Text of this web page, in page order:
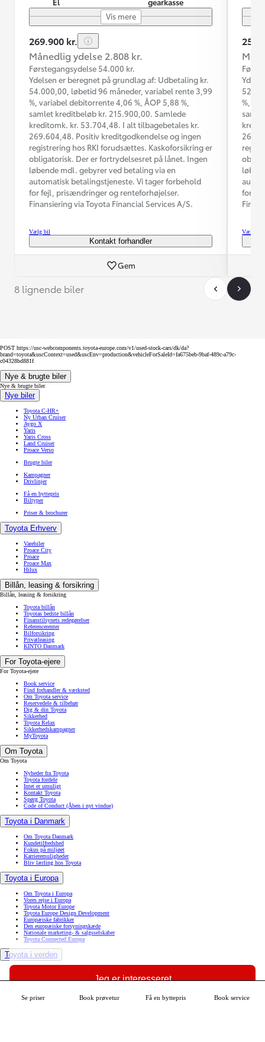
Se priser Book prøvetur Få en byttepris Book service
Vis mere
269.900 kr.
Månedlig ydelse 2.808 kr.
Førstegangsydelse 54.000 kr.
Ydelsen er beregnet på grundlag af: Udbetaling kr.
54.000,00, løbetid 96 måneder, variabel rente 3,99
%, variabel debitorrente 4,06 %, ÅOP 5,88 %,
samlet kreditbeløb kr. 215.900,00. Samlede
kreditomk. kr. 53.704,48. I alt tilbagebetales kr.
269.604,48. Positiv kreditgodkendelse og ingen
registrering hos RKI forudsættes. Kaskoforsikring er
obligatorisk. Der er fortrydelsesret på lånet. Ingen
løbende mdl. gebyrer ved betaling via en
automatisk betalingstjeneste. Vi tager forbehold
for fejl, prisændringer og renteforhøjelser.
Finansiering via Toyota Financial Services A/S.
Vælg bil
Kontakt forhandler
Gem
%,
for
Vælg bil
8 lignende biler
Jeg er interesseret
Se mere om din bil
POST https://usc-webcomponents.toyota-europe.com/v1/used-stock-cars/dk/da?
brand=toyota&uscContext=used&uscEnv=production&vehicleForSaleId=fa675beb-9baf-489c-a79c-
c04328bd881f
Nye & brugte biler
Nye & brugte biler
Nye biler
Toyota C-HR+
Ny Urban Cruiser
Aygo X
Yaris
Yaris Cross
Land Cruiser
Proace Verso
Brugte biler
Kampagner
Drivlinjer
Få en byttepris
Biltyper
Priser & brochurer
Toyota Erhverv
Varebiler
Proace City
Proace
Proace Max
Hilux
Billån, leasing & forsikring
Billån, leasing & forsikring
Toyota billån
Toyotas bedste billån
Finanstilsynets redegørelser
Referencerenter
Bilforsikring
Privatleasing
KINTO Danmark
For Toyota-ejere
For Toyota-ejere
Book service
Find forhandler & værksted
Om Toyota service
Reservedele & tilbehør
Dig & din Toyota
Sikkerhed
Toyota Relax
Sikkerhedskampagner
MyToyota
Om Toyota
Om Toyota
Nyheder fra Toyota
Toyota fordele
Intet er umuligt
Kontakt Toyota
Spørg Toyota
Code of Conduct (Åben i nyt vindue)
Toyota i Danmark
Om Toyota Danmark
Kundetilfredshed
Fokus på miljøet
Karrieremuligheder
Bliv lærling hos Toyota
Toyota i Europa
Om Toyota i Europa
Vores rejse i Europa
Toyota Motor Europe
Toyota Europe Design Development
Europæiske fabrikker
Den europæiske forsyningskæde
Nationale marketing- & salgsselskaber
Toyota Connected Europa
Toyota i verden
Toyotas vision & filosofi
Toyota kvalitet
Innovation